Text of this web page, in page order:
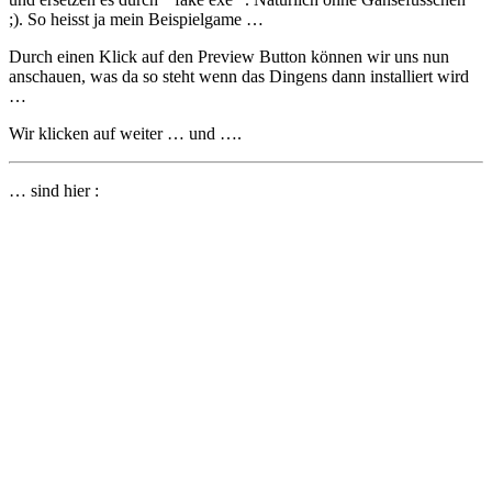
;). So heisst ja mein Beispielgame …
Durch einen Klick auf den Preview Button können wir uns nun
anschauen, was da so steht wenn das Dingens dann installiert wird
…
Wir klicken auf weiter … und ….
… sind hier :